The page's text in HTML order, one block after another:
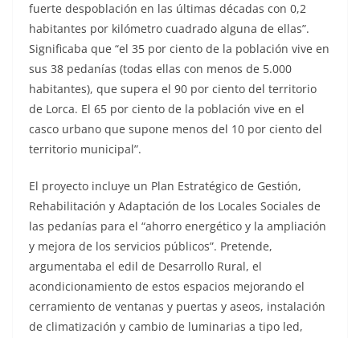
fuerte despoblación en las últimas décadas con 0,2
habitantes por kilómetro cuadrado alguna de ellas”.
Significaba que “el 35 por ciento de la población vive en
sus 38 pedanías (todas ellas con menos de 5.000
habitantes), que supera el 90 por ciento del territorio
de Lorca. El 65 por ciento de la población vive en el
casco urbano que supone menos del 10 por ciento del
territorio municipal”.
El proyecto incluye un Plan Estratégico de Gestión,
Rehabilitación y Adaptación de los Locales Sociales de
las pedanías para el “ahorro energético y la ampliación
y mejora de los servicios públicos”. Pretende,
argumentaba el edil de Desarrollo Rural, el
acondicionamiento de estos espacios mejorando el
cerramiento de ventanas y puertas y aseos, instalación
de climatización y cambio de luminarias a tipo led,